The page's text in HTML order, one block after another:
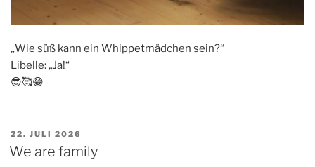
„Wie süß kann ein Whippetmädchen sein?“
Libelle: „Ja!“
😎🥰😁
VERÖFFENTLICHT
AM
22. JULI 2026
We are family